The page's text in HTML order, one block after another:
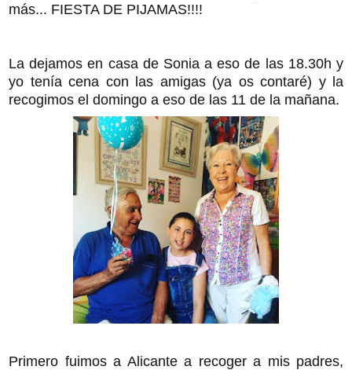
más... FIESTA DE PIJAMAS!!!!
La dejamos en casa de Sonia a eso de las 18.30h y
yo tenía cena con las amigas (ya os contaré) y la
recogimos el domingo a eso de las 11 de la mañana.
Primero fuimos a Alicante a recoger a mis padres,